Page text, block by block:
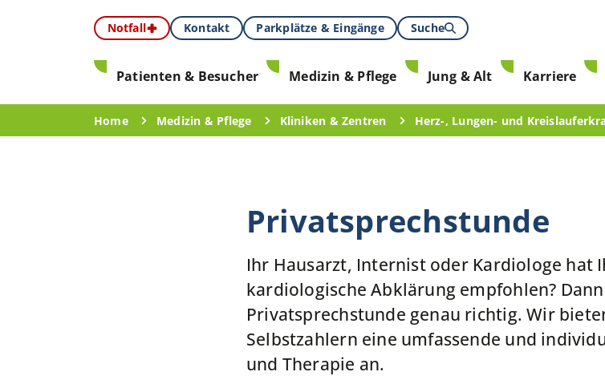
Notfall Kontakt Parkplätze & Eingänge Suche
Patienten & Besucher Medizin & Pflege Jung & Alt Karriere
Home Medizin & Pflege Kliniken & Zentren Herz-, Lungen- und
Privatsprechstunde
Ihr Hausarzt, Internist oder Kardiologe hat
kardiologische Abklärung empfohlen?
Privatsprechstunde genau richtig. Wir
Selbstzahlern eine umfassende und
und Therapie an.